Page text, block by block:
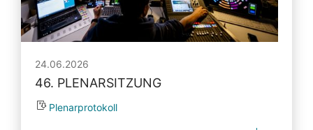
24.06.2026
46. PLENARSITZUNG
Plenarprotokoll